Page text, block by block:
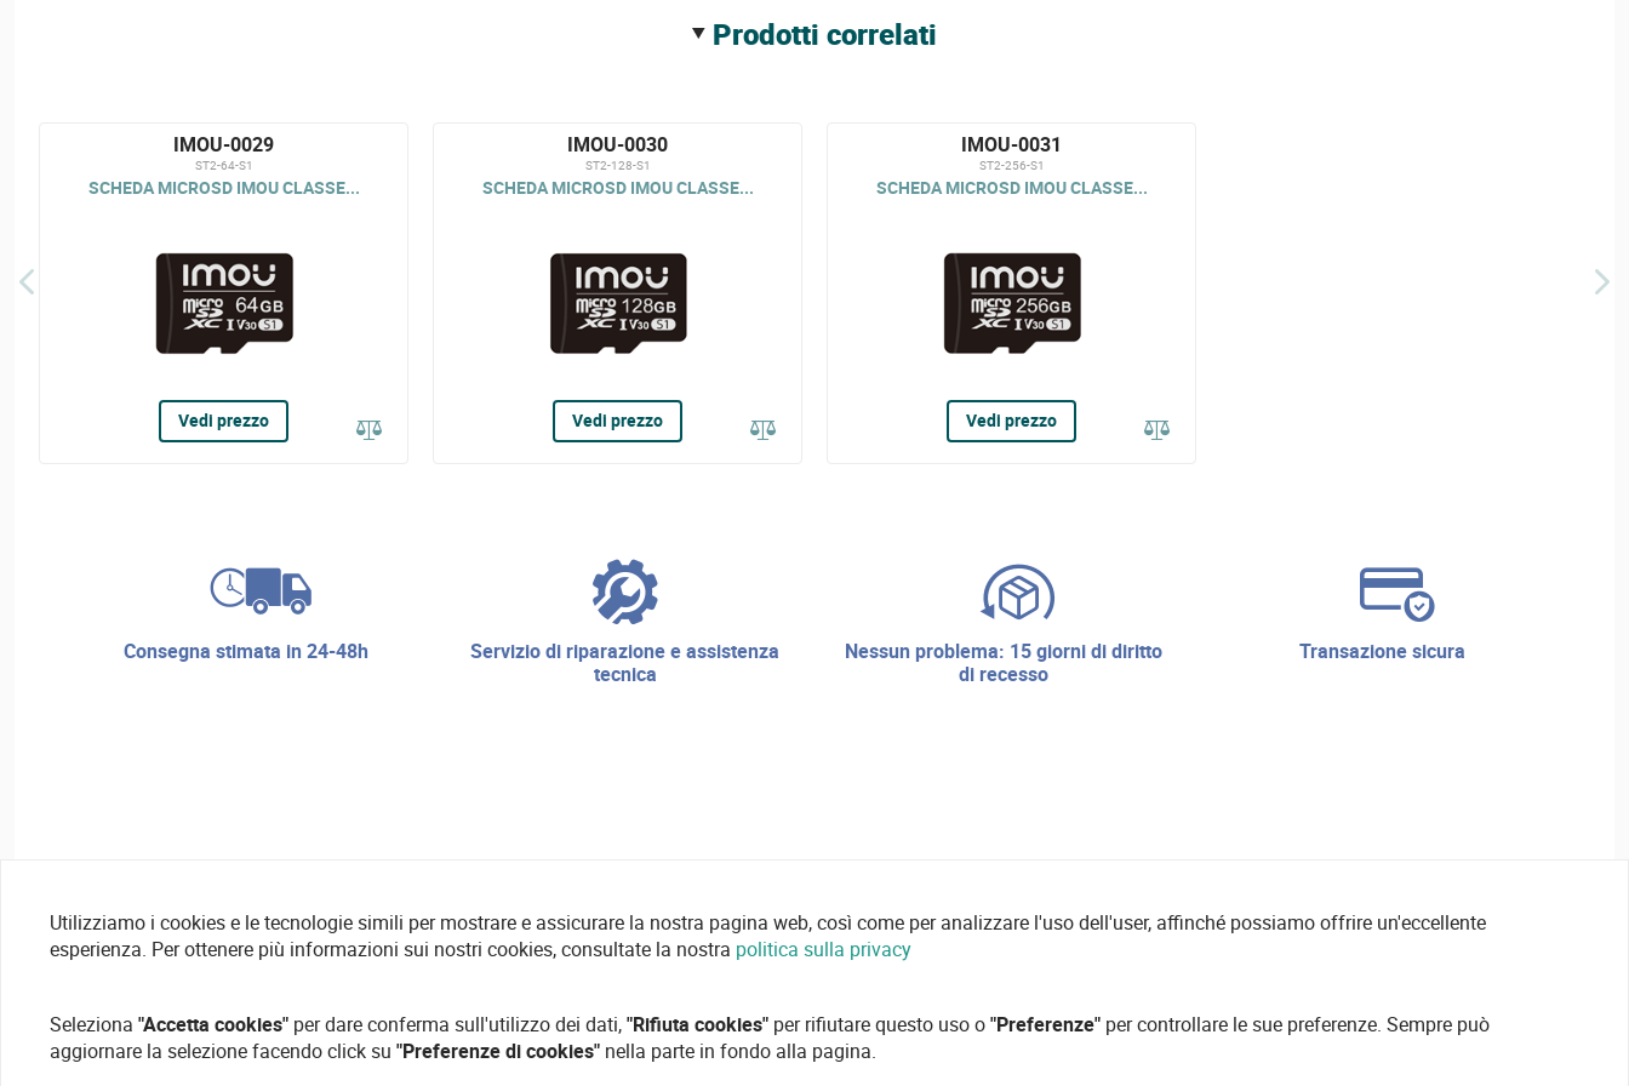
prodotti correlati
IMOU-0029
ST2-64-S1
SCHEDA MICROSD IMOU CLASSE...
Vedi prezzo
IMOU-0030
ST2-128-S1
SCHEDA MICROSD IMOU CLASSE...
Vedi prezzo
IMOU-0031
ST2-256-S1
SCHEDA MICROSD IMOU CLASSE...
Vedi prezzo
consegna stimata in 24-48h
servizio di riparazione e assistenza
tecnica
nessun problema: 15 giorni di diritto
di recesso
transazione sicura
Utilizziamo i cookies e le tecnologie simili per mostrare e assicurare la nostra pagina web, così come per analizzare l'uso dell'user, affinché possiamo offrire un'eccellente
esperienza. Per ottenere più informazioni sui nostri cookies, consultate la nostra politica sulla privacy
Seleziona "Accetta cookies" per dare conferma sull'utilizzo dei dati,"Rifiuta cookies" per rifiutare questo uso o"Preferenze" per controllare le sue preferenze. Sempre può
aggiornare la selezione facendo click su "Preferenze di cookies" nella parte in fondo alla pagina.